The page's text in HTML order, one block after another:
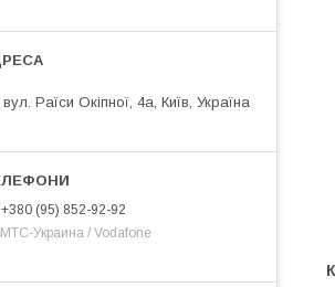
вул. Раїси Окіпної, 4а, Київ, Україна
+380 (95) 852-92-92
МТС-Украина / Vodafone